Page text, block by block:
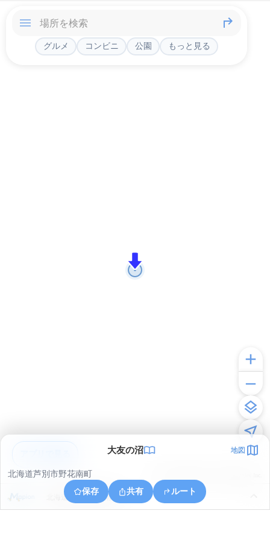
グルメ コンビニ 公園 もっと見る
大友の沼 地図
北海道芦別市野花南町
保存
共有 ルート
北海道芦別市野花南町